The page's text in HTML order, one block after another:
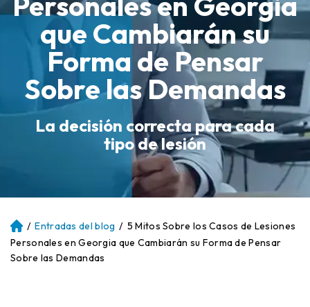
que Cambiarán su
Forma de Pensar
Sobre las Demandas
La decisión correcta para cada
tipo de lesión
Ini
ci
o
/ Entradas del blog / 5 Mitos Sobre los Casos de Lesiones
Personales en Georgia que Cambiarán su Forma de Pensar
Sobre las Demandas